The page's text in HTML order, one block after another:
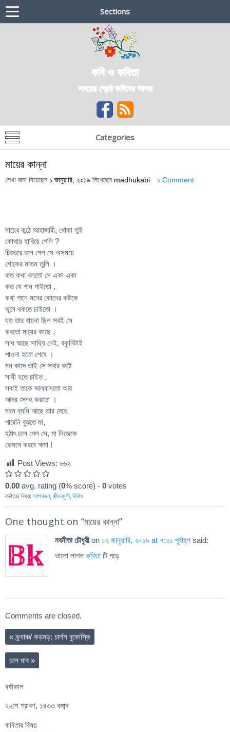
Sections
কবি ও কবিতা
সময়ের শ্রেষ্ঠ কবিদের আসর
Categories
মায়ের কান্না
লেখা জমা দিয়েছেন ১ জানুয়ারি, ২০১৯ লিখেছেন madhukabi ১ Comment
মায়ের কন্ঠে আহাজারী, খোকা তুই
কোথায় হারিয়ে গেলি ?
চিরতরে চলে গেল সে অসময়ে
শোকের মাতম তুলি ।
কত কথা বলতো সে একা একা
কত যে গান গাইতো ,
কথা গানে মনের কোনের কষ্টকে
ভূলে থকতে চাইতো ।
যত তার বায়না ছিল সবই সে
করতো মায়ের কাছে ,
সাধ আছে সাধ্যি নেই, বকুনিটাই
পাওনা হতো শেষে ।
মন কাদে তাই সে সবার কষ্টে
সাথী হতে চাইত ,
সবাই তাকে ভালবাসতো আর
আদর স্নেহ করতো ।
মরন ব্যধি আছে তার দেহে
পারেনি বুঝতে মা,
হঠাৎ চলে গেল সে, মা নিজেকে
কেমনে করবে ক্ষমা !
Post Views: ৬৬২
0.00 avg. rating (0% score) - 0 votes
কবিতার বিষয়: আপনজন, জীবনমুখী বিবিধ
One thought on “মায়ের কান্না”
নবনীতা চৌধুরীon ১২ জানুয়ারি, ২০১৯ at ৭:২১ পূর্বাহ্ণ said:
ভালো লাগল কবিতা টি পড়ে
Comments are closed.
«ক্র্যাঞ্চ/ কড়মড়: চার্লস বুকোস্কি
চলে যাব »
বর্ষাকাল
২২শে শ্রাবণ, ১৪৩৩ বঙ্গাব্দ
কবিতার বিষয়